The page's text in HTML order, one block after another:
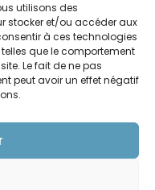
utilisons des
stocker et/ou accéder aux
à ces technologies
que le comportement
Le fait de ne pas
peut avoir un effet négatif